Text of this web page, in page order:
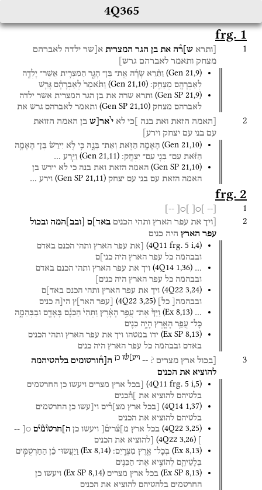
4Q365
frg. 1
1 [ותרא ש]ר֯ה את בן הגר המצרית א[שר ילדה לאברהם
מצחק ותאמר לאברהם גרש]
(Gen 21,9) וַתֵּ֨רֶא שָׂרָ֜ה אֶֽת־ בֶּן־ הָגָ֧ר הַמִּצְרִ֛ית אֲשֶׁר־ יָלְדָ֥ה
לְאַבְרָהָ֖ם מְצַחֵֽק׃ (Gen 21,10) וַתֹּ֙אמֶר֙ לְאַבְרָהָ֔ם גָּרֵ֛שׁ
(Gen SP 21,9) ותרא שרה את בן הגר המצרית אשר ילדה
לאברהם מצחק (Gen SP 21,10) ותאמר לאברהם גרש את
2 [האמה הזאת ואת בנה ]כי לא ייאר[ש בן האמה הזואת
עם בני עם יצחק וירע]
(Gen 21,10) הָאָמָ֥ה הַזֹּ֖את וְאֶת־ בְּנָ֑הּ כִּ֣י לֹ֤א יִירַשׁ֙ בֶּן־ הָאָמָ֣ה
הַזֹּ֔את עִם־ בְּנִ֖י עִם־ יִצְחָֽק׃ (Gen 21,11) וַיֵּ֧רַע …
(Gen SP 21,10) האמה הזאת ואת בנה כי לא יירש בן
האמה הזאת עם בני עם יצחק (Gen SP 21,11) וירע …
frg. 2
1
[--
]○[
]○[
--]
2 [ויך את עפר הארץ ותהי הכנים באד]ם ובב המה ובכול
עפר הארץ היה כנים
(4Q11 frg. 5 i,4) [את עפר הארץ ותהי הכנם באדם
ובבהמה כל עפר הארץ היה כני]ם
…
(4Q14 1,36) ויך את עפר הארץ ותהי הכנם באדם
ובבהמה כל עפר הארץ היה כנים]
(4Q22 3,24) ויך את עפר הארץ ותהי הכנם באד]ם
ובבהמה[
כל] (4Q22 3,25) [עפר האר]ץ הי[ה כנים
…
(Ex 8,13) וַיַּךְ֙ אֶת־ עֲפַ֣ר הָאָ֔רֶץ וַתְּהִי֙ הַכִּנָּ֔ם בָּאָדָ֖ם וּבַבְּהֵמָ֑ה
כָּל־ עֲפַ֥ר הָאָ֛רֶץ הָיָ֥ה כִנִּ֖ים
(Ex SP 8,13) ידו במטהו ויך את עפר הארץ ותהי הכנים
באדם ובבהמה כל עפר הארץ היה כנים
3 [בכול ארץ מצרים ? -- ויע]ש֯ו כן ה[ח֯ורטומים בלהטיהמה
להוציא את הכנים
(4Q11 frg. 5 i,5) [בכל ארץ מצרים ויעשו כן החרטמים
בלטיהם להוציא את ]ה֯כנים
(4Q14 1,37) [בכל ארץ מצ]ר֯ים וי[עשו כן החרטמים
בלטיהם להוציא את הכנים
(4Q22 3,25) בכל ארץ מ]צ֯רים֯[ ויעשו כן ה]חרטו֯מ֯י֯ם ○[
--
(4Q22 3,26) [להוציא את הכנים
(Ex 8,13) בְּכָל־ אֶ֥רֶץ מִצְרָֽיִם׃ (Ex 8,14) וַיַּעֲשׂוּ־ כֵ֨ן הַחַרְטֻמִּ֧ים
בְּלָטֵיהֶ֛ם לְהוֹצִ֥יא אֶת־ הַכִּנִּ֖ים
(Ex SP 8,13) בכל ארץ מצרים (Ex SP 8,14) ויעשו כן
החרטמים בלהטיהם להוציא את הכנים